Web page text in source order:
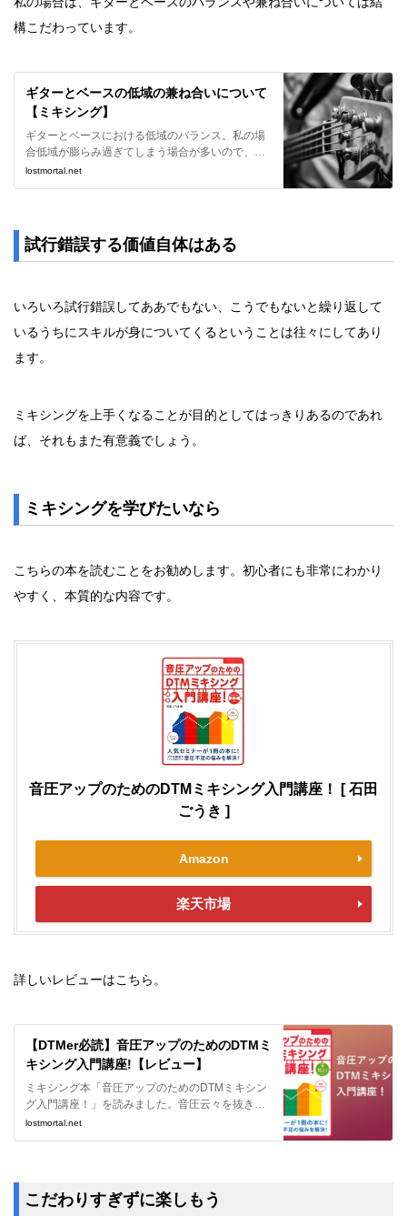
構こだわっています。
ギターとベースの低域の兼ね合いについて
【ミキシング】
ギターとベースにおける低域のバランス。私の場
合低域が膨らみ過ぎてしまう場合が多いので、極
力迫力を損なわずにスッキリさせる方法を考察し
lostmortal.net
試行錯誤する価値自体はある
いろいろ試行錯誤してああでもない、こうでもないと繰り返して
いるうちにスキルが身についてくるということは往々にしてあり
ます。
ミキシングを上手くなることが目的としてはっきりあるのであれ
ば、それもまた有意義でしょう。
ミキシングを学びたいなら
こちらの本を読むことをお勧めします。初心者にも非常にわかり
やすく、本質的な内容です。
音圧アップのためのDTMミキシング入門講座！ [ 石田
ごうき ]
Amazon
楽天市場
詳しいレビューはこちら。
【DTMer必読】音圧アップのためのDTMミ
キシング入門講座!【レビュー】
ミキシング本「音圧アップのためのDTMミキシン
グ入門講座！」を読みました。音圧云々を抜きに
してもミキシングの教科書的として使える素晴ら
lostmortal.net
こだわりすぎずに楽しもう